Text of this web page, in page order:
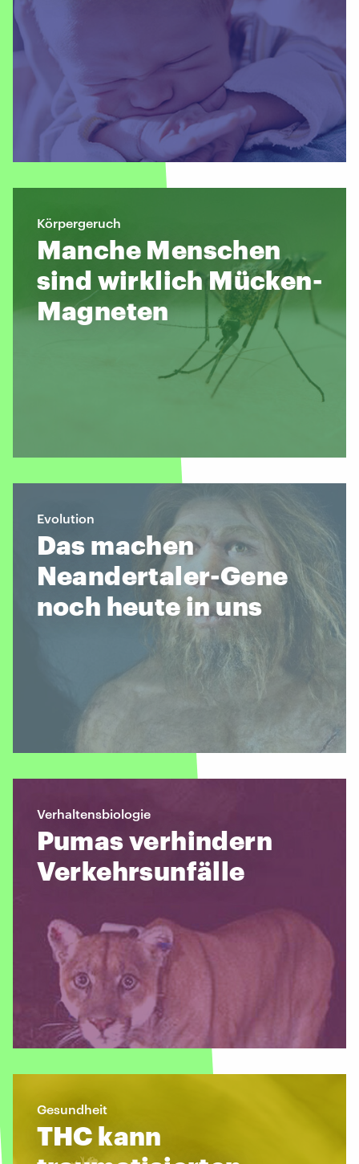
Körpergeruch
Manche Menschen
sind wirklich Mücken-
Magneten
Evolution
Das machen
Neandertaler-Gene
noch heute in uns
Verhaltensbiologie
Pumas verhindern
Verkehrsunfälle
Gesundheit
THC kann